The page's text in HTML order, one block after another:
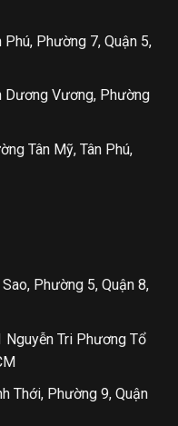
Phường 7, Quận 5,
Dương Vương, Phường
Tân Mỹ, Tân Phú,
Phường 5, Quận 8,
Tri Phương Tổ
Thới, Phường 9, Quận